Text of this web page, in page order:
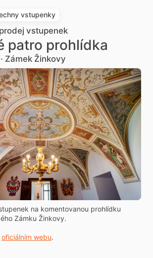
vstupenky
vstupenek
patro prohlídka
Zámek Žinkovy
na komentovanou prohlídku
Zámku Žinkovy.
oficiálním webu.